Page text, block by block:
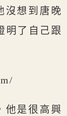
沒想到唐晚
明了自己跟
他是很高興